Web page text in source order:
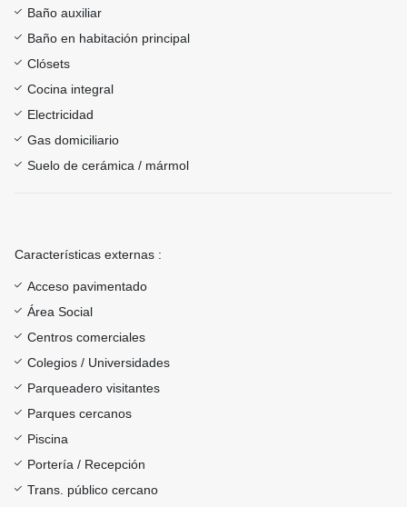
Baño auxiliar
Baño en habitación principal
Clósets
Cocina integral
Electricidad
Gas domiciliario
Suelo de cerámica / mármol
Características externas :
Acceso pavimentado
Área Social
Centros comerciales
Colegios / Universidades
Parqueadero visitantes
Parques cercanos
Piscina
Portería / Recepción
Trans. público cercano